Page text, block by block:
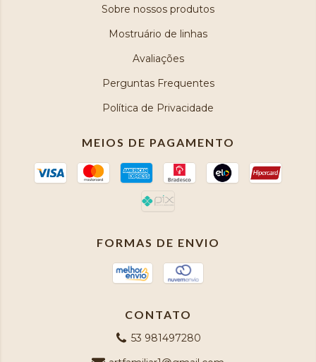
Sobre nossos produtos
Mostruário de linhas
Avaliações
Perguntas Frequentes
Política de Privacidade
MEIOS DE PAGAMENTO
FORMAS DE ENVIO
CONTATO
53 981497280